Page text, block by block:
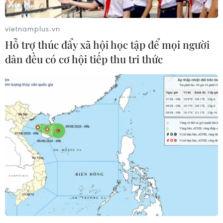
K-Vietnam” gắn với hậu duệ dòng họ
Lý
07/08/2026 06:30
Kho bạc Nhà nước: Thu ngân sách
đạt 1.896.176 tỷ đồng, bằng 74,96% dự
07/08/2026 06:21
Liên kết "ba nhà": Động lực thúc đẩy
đổi mới sáng tạo và nâng cao chất
lượng FDI
07/08/2026 05:48
BSR phối trộn thành công dầu Diesel
vietnamplus.vn
Hỗ trợ thúc đẩy xã hội học tập để mọi người
dân đều có cơ hội tiếp thu tri thức